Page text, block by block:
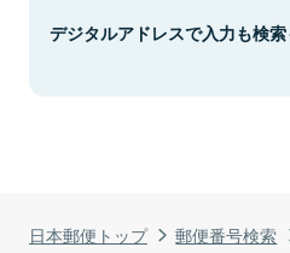
日本郵便トップ 郵便番号検索
デジタルアドレスで入力も検索